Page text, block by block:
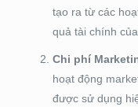
tạo ra từ các
quả tài chính
Chi phí
hoạt động
được sử dụng